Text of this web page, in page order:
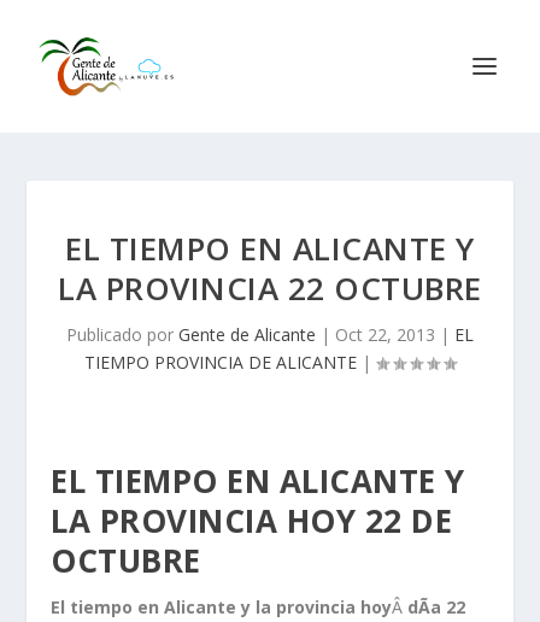
EL TIEMPO EN ALICANTE Y
LA PROVINCIA 22 OCTUBRE
Publicado por Gente de Alicante | Oct 22, 2013 | EL
TIEMPO PROVINCIA DE ALICANTE |
EL TIEMPO EN ALICANTE Y
LA PROVINCIA HOY 22 DE
OCTUBRE
El tiempo en Alicante y la provincia hoyÂ dÃ­a 22